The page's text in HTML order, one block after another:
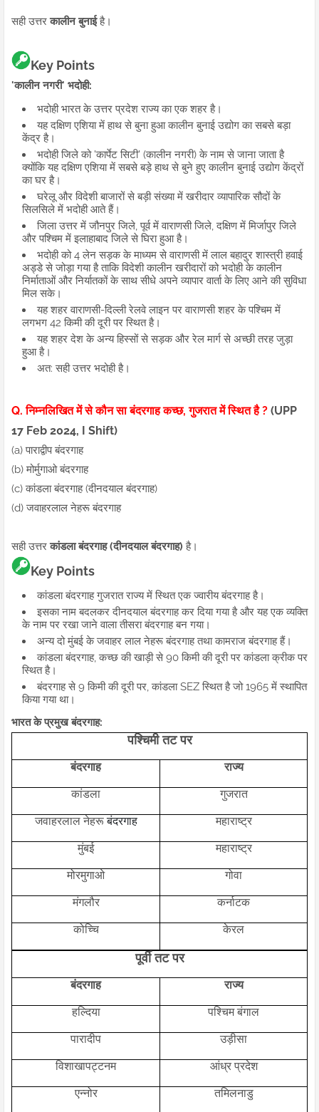
सही उत्तरकालीन बुनाईहै।
Key Points
'कालीन नगरी' भदोही:​
भदोही भारत के उत्तर प्रदेश राज्य का एक शहर है।
यह दक्षिण एशिया में हाथ से बुना हुआ कालीन बुनाई उद्योग का सबसे बड़ा
केंद्र है।
भदोही जिले को 'कार्पेट सिटी' (कालीन नगरी) के नाम से जाना जाता है
क्योंकि यह दक्षिण एशिया में सबसे बड़े हाथ से बुने हुए कालीन बुनाई उद्योग केंद्रों
का घर है।
घरेलू और विदेशी बाजारों से बड़ी संख्या में खरीदार व्यापारिक सौदों के
सिलसिले में भदोही आते हैं।
जिला उत्तर में जौनपुर जिले, पूर्व में वाराणसी जिले, दक्षिण में मिर्जापुर जिले
और पश्चिम में इलाहाबाद जिले से घिरा हुआ है।
भदोही को 4 लेन सड़क के माध्यम से वाराणसी में लाल बहादुर शास्त्री हवाई
अड्डे से जोड़ा गया है ताकि विदेशी कालीन खरीदारों को भदोही के कालीन
निर्माताओं और निर्यातकों के साथ सीधे अपने व्यापार वार्ता के लिए आने की सुविधा
मिल सके।
यह शहर वाराणसी-दिल्ली रेलवे लाइन पर वाराणसी शहर के पश्चिम में
लगभग 42 किमी की दूरी पर स्थित है।
यह शहर देश के अन्य हिस्सों से सड़क और रेल मार्ग से अच्छी तरह जुड़ा
हुआ है।
अत: सही उत्तर भदोही है।
Q. निम्नलिखित में से कौन सा बंदरगाह कच्छ, गुजरात में स्थित है ? (UPP
17 Feb 2024, I Shift)
(a) पाराद्वीप बंदरगाह
(b) मोर्मुगाओ बंदरगाह
(c) कांडला बंदरगाह (दीनदयाल बंदरगाह)
(d) जवाहरलाल नेहरू बंदरगाह
सही उत्तरकांडला बंदरगाह (दीनदयाल बंदरगाह) है।
Key Points
कांडला बंदरगाह गुजरात राज्य में स्थित एक ज्वारीय बंदरगाह है।
इसका नाम बदलकर दीनदयाल बंदरगाह कर दिया गया है और यह एक व्यक्ति
के नाम पर रखा जाने वाला तीसरा बंदरगाह बन गया।
अन्य दो मुंबई के जवाहर लाल नेहरू बंदरगाह तथा कामराज बंदरगाह हैं।
कांडला बंदरगाह, कच्छ की खाड़ी से 90 किमी की दूरी पर कांडला क्रीक पर
स्थित है।
बंदरगाह से 9 किमी की दूरी पर, कांडला SEZ स्थित है जो 1965 में स्थापित
किया गया था।
भारत के प्रमुख बंदरगाह:
पश्चिमी तट पर
बंदरगाह राज्य
कांडला गुजरात
जवाहरलाल नेहरू बंदरगाह महाराष्ट्र
मुंबई महाराष्ट्र
मोरमुगाओ गोवा
मंगलौर कर्नाटक
कोच्चि केरल
पूर्वी तट पर
बंदरगाह राज्य
हल्दिया पश्चिम बंगाल
पारादीप उड़ीसा
विशाखापट्टनम आंध्र प्रदेश
एन्नोर तमिलनाडु